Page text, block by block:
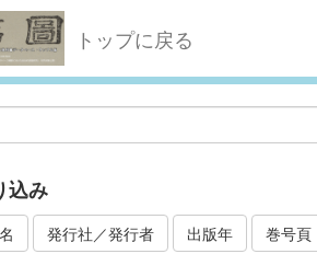
トップに戻る
込み
発行社／発行者 出版年 巻号頁